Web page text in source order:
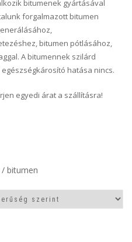
bitumenek gyártásával
forgalmazott bitumen
bitumen pótlásához,
A bitumennek szilárd
hatása nincs.
egyedi árat a szállításra!
/ bitumen